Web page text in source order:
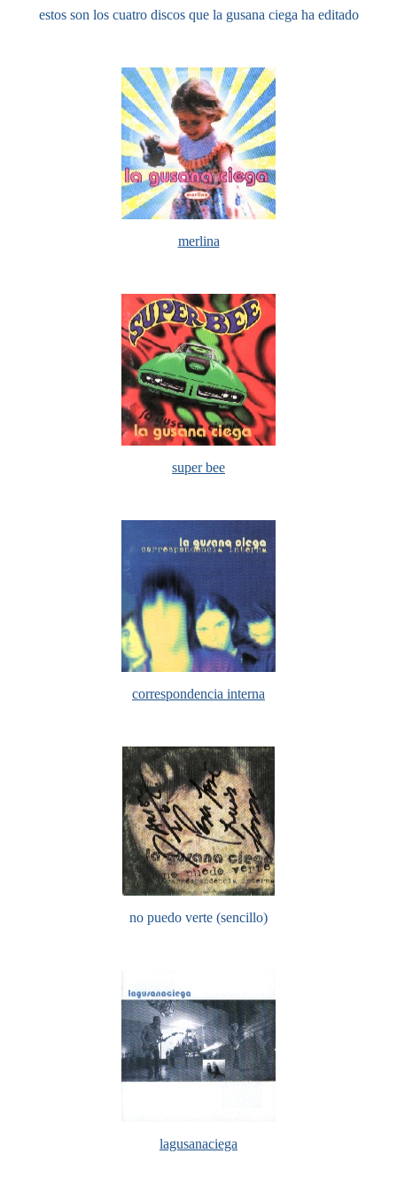
estos son los cuatro discos que la gusana ciega ha editado
merlina
super bee
correspondencia interna
no puedo verte (sencillo)
lagusanaciega